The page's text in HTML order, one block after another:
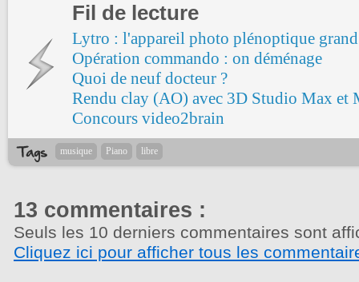
Fil de lecture
Lytro : l'appareil photo plénoptique
Opération commando : on déménage
Quoi de neuf docteur ?
Rendu clay (AO) avec 3D Studio Max et
Concours video2brain
musique Piano libre
13 commentaires :
Seuls les 10 derniers commentaires sont
Cliquez ici pour afficher tous les